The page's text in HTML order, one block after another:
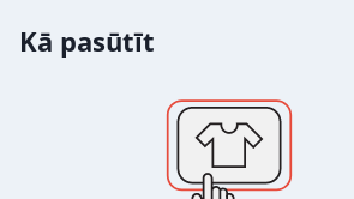
Kā pasūtīt